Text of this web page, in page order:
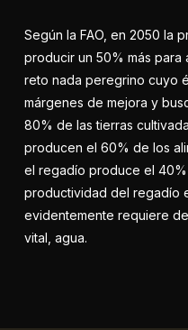
Según la FAO, en 2050 la
producir un 50% más para
reto nada peregrino cuyo
márgenes de mejora y
80% de las tierras
producen el 60% de los
el regadío produce el
productividad del regadío
evidentemente requiere
vital, agua.